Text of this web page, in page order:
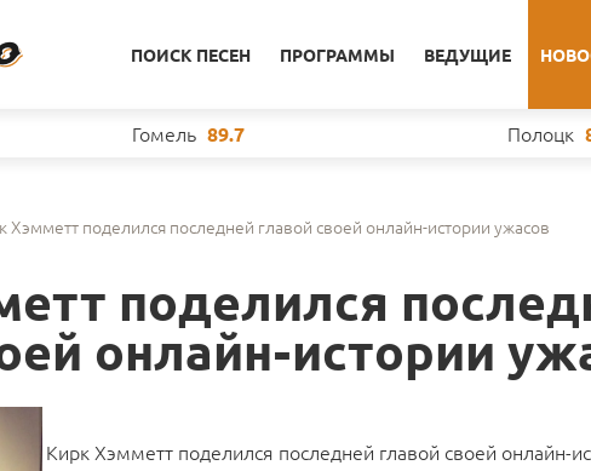
ПОИСК ПЕСЕН ПРОГРАММЫ ВЕДУЩИЕ
Гомель 89.7 Полоцк
Хэмметт поделился последней главой своей онлайн-истории ужасов
поделился
онлайн-истории
Кирк Хэмметт поделился последней главой своей онлайн-